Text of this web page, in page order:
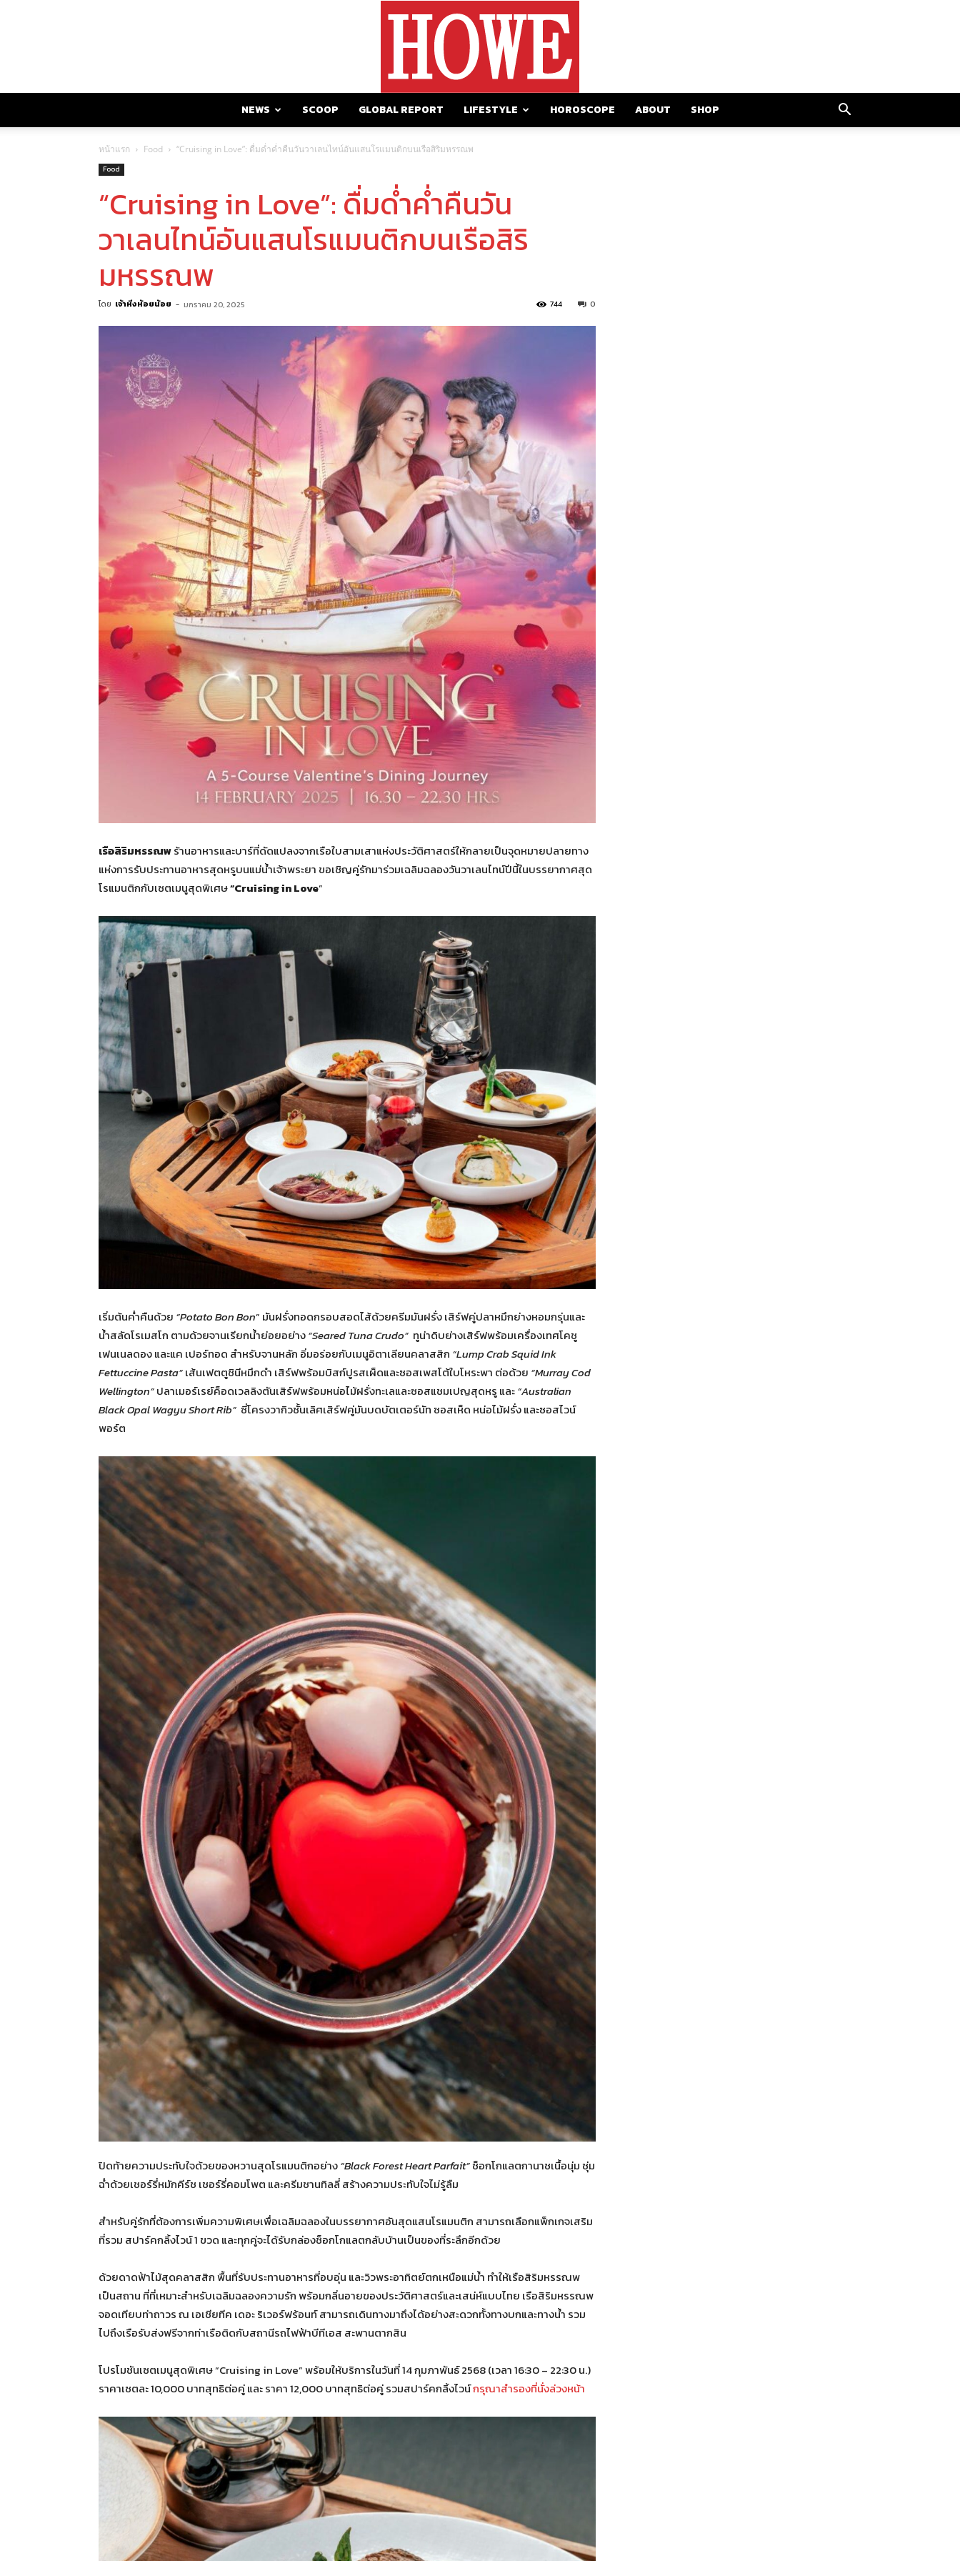
NEWS SCOOP GLOBAL REPORT LIFESTYLE HOROSCOPE ABOUT SHOP
หน้าแรก Food “Cruising in Love”: ดื่มด่ำค่ำคืนวันวาเลนไทน์อันแสนโรแมนติกบนเรือสิริมหรรณพ
Food
“Cruising in Love”: ดื่มด่ำค่ำคืนวัน
วาเลนไทน์อันแสนโรแมนติกบนเรือสิริ
มหรรณพ
โดย เจ้าหิ่งห้อยน้อย - มกราคม 20, 2025 0
744
เรือสิริมหรรณพร้านอาหารและบาร์ที่ดัดแปลงจากเรือใบสามเสาแห่งประวัติศาสตร์ให้กลายเป็นจุดหมายปลายทาง
แห่งการรับประทานอาหารสุดหรูบนแม่น้ำเจ้าพระยา ขอเชิญคู่รักมาร่วมเฉลิมฉลองวันวาเลนไทน์ปีนี้ในบรรยากาศสุด
โรแมนติกกับเซตเมนูสุดพิเศษ“Cruising in Love”
เริ่มต้นค่ำคืนด้วย “Potato Bon Bon” มันฝรั่งทอดกรอบสอดไส้ด้วยครีมมันฝรั่ง เสิร์ฟคู่ปลาหมึกย่างหอมกรุ่นและ
น้ำสลัดโรเมสโก ตามด้วยจานเรียกน้ำย่อยอย่าง“Seared Tuna Crudo” ทูน่าดิบย่างเสิร์ฟพร้อมเครื่องเทศโคชู
เฟนเนลดอง และแค เปอร์ทอด สำหรับจานหลัก อิ่มอร่อยกับเมนูอิตาเลียนคลาสสิก “Lump Crab Squid Ink
Fettuccine Pasta”เส้นเฟตตูชินีหมึกดำ เสิร์ฟพร้อมบิสก์ปูรสเผ็ดและซอสเพสโต้ใบโหระพา ต่อด้วย “Murray Cod
Wellington”ปลาเมอร์เรย์ค็อดเวลลิงตันเสิร์ฟพร้อมหน่อไม้ฝรั่งทะเลและซอสแชมเปญสุดหรู และ“Australian
Black Opal Wagyu Short Rib” ซี่โครงวากิวชั้นเลิศเสิร์ฟคู่มันบดบัตเตอร์นัท ซอสเห็ด หน่อไม้ฝรั่ง และซอสไวน์
พอร์ต
ปิดท้ายความประทับใจด้วยของหวานสุดโรแมนติกอย่าง“Black Forest Heart Parfait”ช็อกโกแลตกานาชเนื้อนุ่ม ชุ่ม
ฉ่ำด้วยเชอร์รี่หมักคีร์ช เชอร์รี่คอมโพต และครีมชานทิลลี่ สร้างความประทับใจไม่รู้ลืม
สำหรับคู่รักที่ต้องการเพิ่มความพิเศษเพื่อเฉลิมฉลองในบรรยากาศอันสุดแสนโรแมนติก สามารถเลือกแพ็กเกจเสริม
ที่รวม สปาร์คกลิ้งไวน์ 1 ขวด และทุกคู่จะได้รับกล่องช็อกโกแลตกลับบ้านเป็นของที่ระลึกอีกด้วย
ด้วยดาดฟ้าไม้สุดคลาสสิก พื้นที่รับประทานอาหารที่อบอุ่น และวิวพระอาทิตย์ตกเหนือแม่น้ำ ทำให้เรือสิริมหรรณพ
เป็นสถาน ที่ที่เหมาะสำหรับเฉลิมฉลองความรัก พร้อมกลิ่นอายของประวัติศาสตร์และเสน่ห์แบบไทย เรือสิริมหรรณพ
จอดเทียบท่าถาวร ณ เอเชียทีค เดอะ ริเวอร์ฟร้อนท์ สามารถเดินทางมาถึงได้อย่างสะดวกทั้งทางบกและทางน้ำ รวม
ไปถึงเรือรับส่งฟรีจากท่าเรือติดกับสถานีรถไฟฟ้าบีทีเอส สะพานตากสิน
โปรโมชันเซตเมนูสุดพิเศษ “Cruising in Love” พร้อมให้บริการในวันที่ 14 กุมภาพันธ์ 2568 (เวลา 16:30 – 22:30 น.)
ราคาเซตละ 10,000 บาทสุทธิต่อคู่ และ ราคา 12,000 บาทสุทธิต่อคู่ รวมสปาร์คกลิ้งไวน์กรุณาสำรองที่นั่งล่วงหน้า